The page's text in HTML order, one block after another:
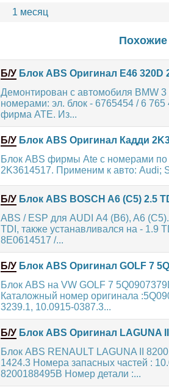
1 месяц
Похожие
Б/У Блок ABS Оригинал E46 320D
Демонтирован с автомобиля BMW
номерами: эл. блок - 6765454 / 6
фирма ATE. Из...
Б/У Блок ABS Оригинал Кадди
Блок ABS фирмы Ate с номерами по
2K3614517. Применим к авто: Audi;
Б/У Блок ABS BOSCH A6 (C5) 2.5
ABS / ESP для AUDI A4 (B6), A6
TDI, также устанавливался на - 1.9
8E0614517 /...
Б/У Блок ABS Оригинал GOLF 7
Блок ABS на VW GOLF 7
Каталожный номер оригинала
3239.1, 10.0915-0387.3...
Б/У Блок ABS Оригинал LAGUNA
Блок ABS RENAULT LAGUNA II
1424.3 Номера запасных частей :
8200188495B Номер детали :...